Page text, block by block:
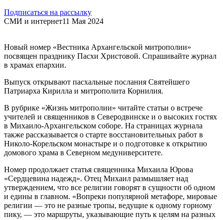
Подписаться на рассылку
СМИ и интернет11 Мая 2024
Новый номер «Вестника Архангельской митрополии»
посвящен празднику Пасхи Христовой. Спрашивайте журнал
в храмах епархии.
Выпуск открывают пасхальные послания Святейшего
Патриарха Кирилла и митрополита Корнилия.
В рубрике «Жизнь митрополии» читайте статьи о встрече
учителей и священников в Северодвинске и о высоких гостях
в Михаило-Архангельском соборе. На страницах журнала
также рассказывается о старте восстановительных работ в
Николо-Корельском монастыре и о подготовке к открытию
домового храма в Северном медуниверситете.
Номер продолжает статья священника Михаила Юрова
«Сердцевина надежд». Отец Михаил размышляет над
утверждением, что все религии говорят в сущности об одном
и едины в главном. «Вопреки популярной метафоре, мировые
религии — это не разные тропы, ведущие к одному горному
пику, — это маршруты, указывающие путь к целям на разных